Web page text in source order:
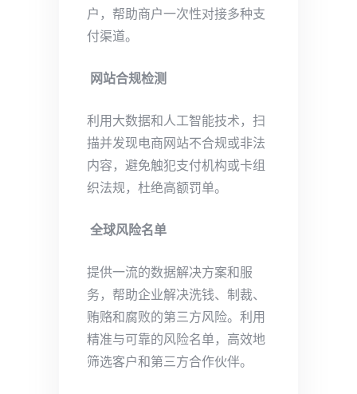
户，帮助商户一次性对接多种支
付渠道。
网站合规检测
利用大数据和人工智能技术，扫
描并发现电商网站不合规或非法
内容，避免触犯支付机构或卡组
织法规，杜绝高额罚单。
全球风险名单
提供一流的数据解决方案和服
务，帮助企业解决洗钱、制裁、
贿赂和腐败的第三方风险。利用
精准与可靠的风险名单，高效地
筛选客户和第三方合作伙伴。